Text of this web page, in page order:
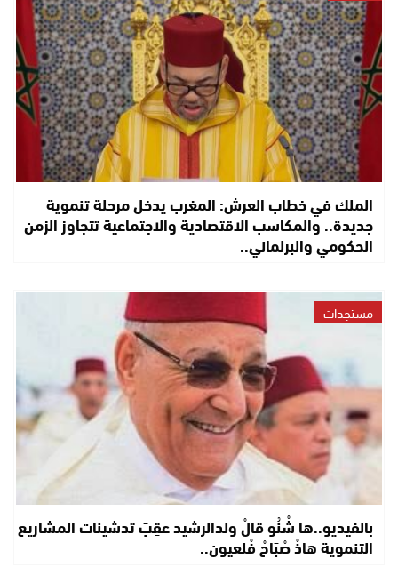
الملك في خطاب العرش: المغرب يدخل مرحلة تنموية
جديدة.. والمكاسب الاقتصادية والاجتماعية تتجاوز الزمن
الحكومي والبرلماني..
مستجدات
بالفيديو..ها شْنُو قالْ ولدالرشيد عَقِبَ تدشينات المشاريع
التنموية هاذْ صْبَاحْ فْلعيون..